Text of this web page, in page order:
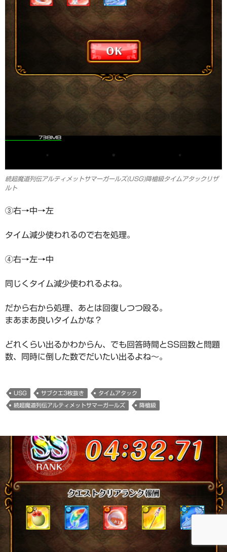
続超魔道列伝アルティメットサマーガールズ(USG)降槍級タイムアタックリザ
ルト
③右→中→左
タイム減少使われるので右を処理。
④右→左→中
同じくタイム減少使われるよね。
だから右から処理、あとは回復しつつ殴る。
まあまあ良いタイムかな？
どれくらい出るかわからん、でも回答時間とSS回数と問題
数、同時に倒した数でだいたい出るよね～。
USG サブクエ3枚抜き タイムアタック
続超魔道列伝アルティメットサマーガールズ 降槍級